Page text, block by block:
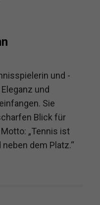
und -
und
Sie
Blick für
„Tennis ist
dem Platz.“